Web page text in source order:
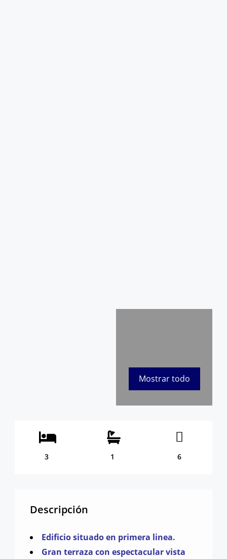
Mostrar todo
3 1
6
Descripción
Edificio situado en primera linea.
Gran terraza con espectacular vista